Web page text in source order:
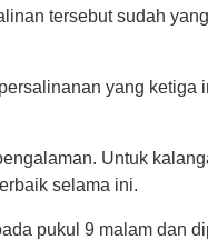
tersebut sudah
yang ketiga
Untuk
selama ini.
pukul 9 malam dan